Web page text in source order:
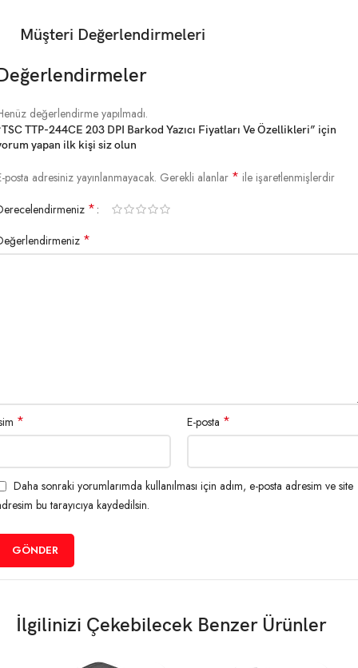
Dahili Etiket
Kapasitesi
5″ (127 mm) OD
Maks. Medya
Çapı
1,57″ – 4,34″ (40 – 110 mm)
Uzunluğu
–
Yapı
Programlama
TSPL-EZD
Müşteri Değerlendirmeleri
değerlendirme yapılmadı.
TTP-244CE 203 DPI Barkod Yazıcı Fiyatları Ve Özellikleri” için
yapan ilk kişi siz olun
posta adresiniz yayınlanmayacak. Gerekli alanlar * ile işaretlenmişlerdir
*
*
* E-posta *
Daha sonraki yorumlarımda kullanılması için adım, e-posta adresim ve site
bu tarayıcıya kaydedilsin.
İlgilinizi Çekebilecek Benzer Ürünler